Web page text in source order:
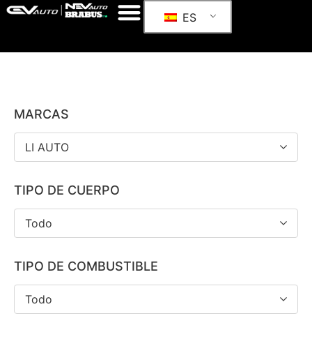
ES
MARCAS
LI AUTO
TIPO DE CUERPO
Todo
TIPO DE COMBUSTIBLE
Todo